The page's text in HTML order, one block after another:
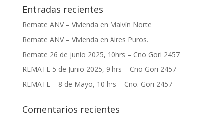
Entradas recientes
Remate ANV – Vivienda en Malvín Norte
Remate ANV – Vivienda en Aires Puros.
Remate 26 de junio 2025, 10hrs – Cno Gori 2457
REMATE 5 de Junio 2025, 9 hrs – Cno Gori 2457
REMATE – 8 de Mayo, 10 hrs – Cno. Gori 2457
Comentarios recientes